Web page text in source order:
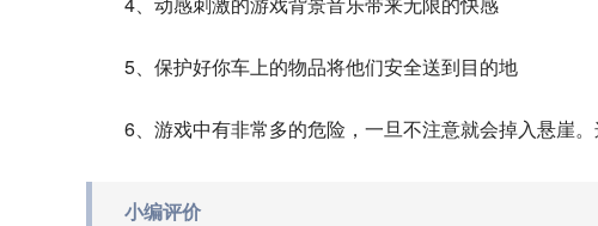
5、保护好你车上的物品将他们安全送到目的地
6、游戏中有非常多的危险，一旦不注意就会掉入悬崖
小编评价